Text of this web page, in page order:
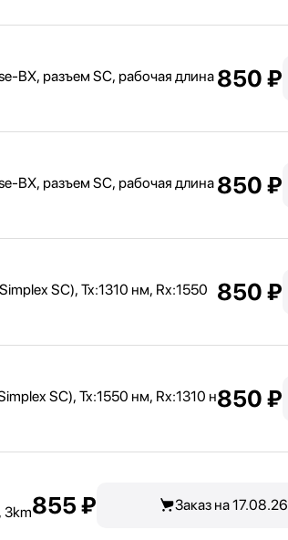
BX, разъем SC, рабочая длина 850 ₽
BX, разъем SC, рабочая длина 850 ₽
SC), Tx:1310 нм, Rx:1550
850 ₽
SC), Tx:1550 нм, Rx:1310 н850 ₽
3km855 ₽ Заказ на 17.08.26